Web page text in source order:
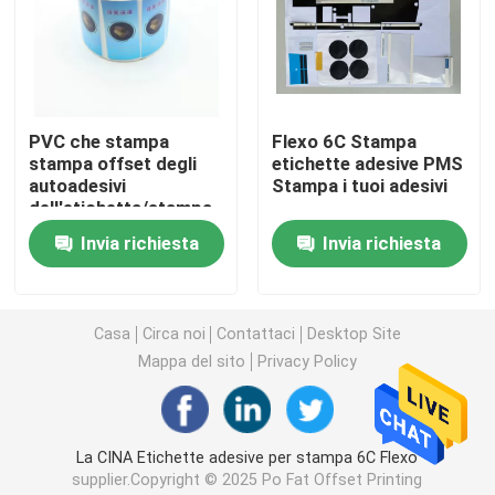
Confezione di tubi di carta
Scatole stampate a colori
Stampa etichette adesive
Scatole da esposizione stampate personalizzate
Sacchetto di carta da stampa
Portabottiglie in cartone
PVC che stampa
stampa offset degli
autoadesivi
dell'etichetta/stampa
di Digital su misura
Invia richiesta
Flexo 6C Stampa
etichette adesive PMS
Stampa i tuoi adesivi
Invia richiesta
Casa Circa noi Contattaci
Desktop Site
Mappa del sito
Privacy Policy
La CINA Etichette adesive per stampa 6C Flexo
supplier.Copyright © 2025 Po Fat Offset Printing